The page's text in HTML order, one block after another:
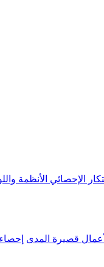
الإحصائي الأنظمة
قصيرة المدى